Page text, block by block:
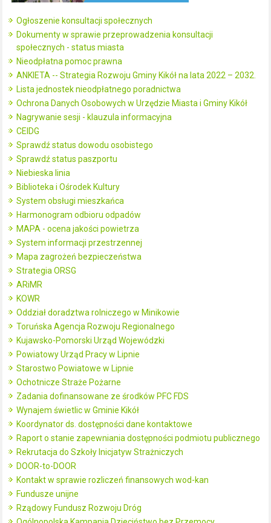
Ogłoszenie konsultacji społecznych
Dokumenty w sprawie przeprowadzenia konsultacji
społecznych - status miasta
Nieodpłatna pomoc prawna
ANKIETA -- Strategia Rozwoju Gminy Kikół na lata 2022 – 2032.
Lista jednostek nieodpłatnego poradnictwa
Ochrona Danych Osobowych w Urzędzie Miasta i Gminy Kikół
Nagrywanie sesji - klauzula informacyjna
CEIDG
Sprawdź status dowodu osobistego
Sprawdź status paszportu
Niebieska linia
Biblioteka i Ośrodek Kultury
System obsługi mieszkańca
Harmonogram odbioru odpadów
MAPA - ocena jakości powietrza
System informacji przestrzennej
Mapa zagrożeń bezpieczeństwa
Strategia ORSG
ARiMR
KOWR
Oddział doradztwa rolniczego w Minikowie
Toruńska Agencja Rozwoju Regionalnego
Kujawsko-Pomorski Urząd Wojewódzki
Powiatowy Urząd Pracy w Lipnie
Starostwo Powiatowe w Lipnie
Ochotnicze Straże Pożarne
Zadania dofinansowane ze środków PFC FDS
Wynajem świetlic w Gminie Kikół
Koordynator ds. dostępności dane kontaktowe
Raport o stanie zapewniania dostępności podmiotu publicznego
Rekrutacja do Szkoły Inicjatyw Strażniczych
DOOR-to-DOOR
Kontakt w sprawie rozliczeń finansowych wod-kan
Fundusze unijne
Rządowy Fundusz Rozwoju Dróg